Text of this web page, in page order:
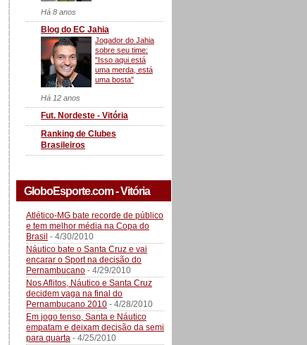
Há 8 anos
Blog do EC Jahia
Jogador do Jahia
sobre seu time:
"Isso aqui está
uma merda, está
uma bosta"
Há 12 anos
Fut. Nordeste - Vitória
Ranking de Clubes
Brasileiros
GloboEsporte.com - Vitória
Atlético-MG bate recorde de público
e tem melhor média na Copa do
Brasil - 4/30/2010
Náutico bate o Santa Cruz e vai
encarar o Sport na decisão do
Pernambucano - 4/29/2010
Nos Aflitos, Náutico e Santa Cruz
decidem vaga na final do
Pernambucano 2010 - 4/28/2010
Em jogo tenso, Santa e Náutico
empatam e deixam decisão da semi
para quarta - 4/25/2010